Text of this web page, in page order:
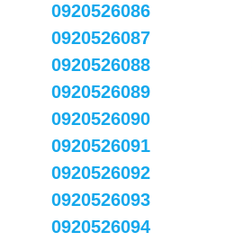
0920526086
0920526087
0920526088
0920526089
0920526090
0920526091
0920526092
0920526093
0920526094